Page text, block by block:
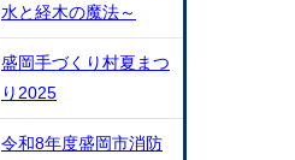
水と経木の魔法～
盛岡手づくり村夏まつ
り2025
令和8年度盛岡市消防